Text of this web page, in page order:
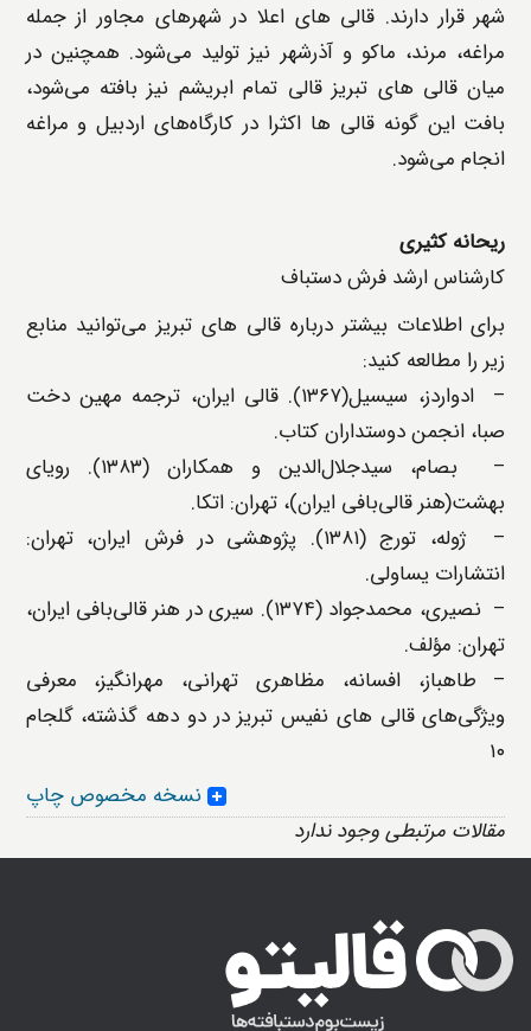
شهر قرار دارند. قالی ‌های اعلا در شهرهای مجاور از جمله
مراغه، مرند، ماکو و آذرشهر نیز تولید می‌شود. همچنین در
میان قالی ‌های تبریز قالی تمام ابریشم نیز بافته می‌شود،
بافت این گونه قالی ها اکثرا در کارگاه‌های اردبیل و مراغه
انجام می‌شود.
ریحانه کثیری
کارشناس ارشد فرش دستباف
برای اطلاعات بیشتر درباره قالی ‌های تبریز می‌توانید منابع
زیر را مطالعه کنید:
– ادواردز، سیسیل(۱۳۶۷). قالی ایران، ترجمه مهین ‌دخت
صبا، انجمن دوستداران کتاب.
– بصام، سیدجلال‌الدین و همکاران (۱۳۸۳). رویای
بهشت(هنر قالی‌بافی ایران)، تهران: اتکا.
– ژوله، تورج (۱۳۸۱). پژوهشی در فرش ایران، تهران:
انتشارات یساولی.
– نصیری، محمدجواد (۱۳۷۴). سیری در هنر قالی‌بافی ایران،
تهران: مؤلف.
– طاهباز، افسانه، مظاهری تهرانی، مهرانگیز، معرفی
ویژگی‌های قالی ‌های نفیس تبریز در دو دهه گذشته، گلجام
۱۰
نسخه مخصوص چاپ
مقالات مرتبطی وجود ندارد